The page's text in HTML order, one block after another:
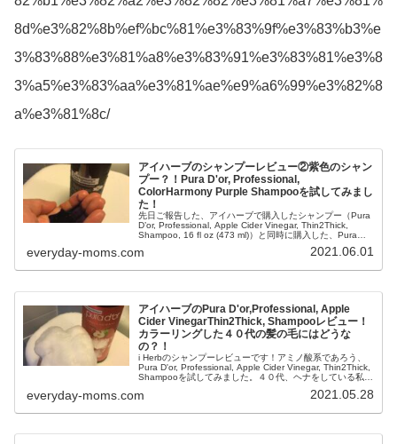
8d%e3%82%8b%ef%bc%81%e3%83%9f%e3%83%b3%e
3%83%88%e3%81%a8%e3%83%91%e3%83%81%e3%8
3%a5%e3%83%aa%e3%81%ae%e9%a6%99%e3%82%8
a%e3%81%8c/
アイハーブのシャンプーレビュー②紫色のシャン
プー？！Pura D'or, Professional,
ColorHarmony Purple Shampooを試してみまし
た！
先日ご報告した、アイハーブで購入したシャンプー（Pura
D’or, Professional, Apple Cider Vinegar, Thin2Thick,
Shampoo, 16 fl oz (473 ml)）と同時に購入した、Pura
心地などをご報告したいと思います。紫色のシャンプーの
everyday-moms.com 2021.06.01
アイハーブのPura D'or,Professional, Apple
Cider VinegarThin2Thick, Shampooレビュー！
カラーリングした４０代の髪の毛にはどうな
の？！
i Herbのシャンプーレビューです！アミノ酸系であろう、
Pura D'or, Professional, Apple Cider Vinegar, Thin2Thick,
Shampooを試してみました。４０代、ヘナをしている私や
everyday-moms.com 2021.05.28